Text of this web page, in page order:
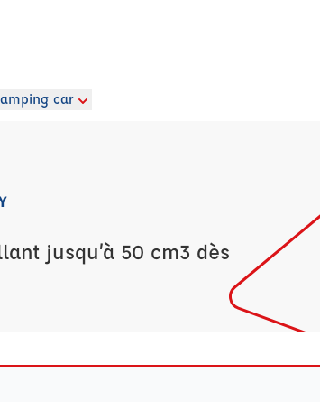
car
jusqu’à 50 cm3 dès